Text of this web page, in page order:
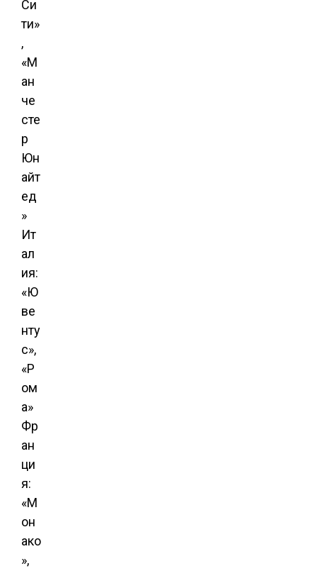
Си
ти»
,
«М
ан
че
сте
р
Юн
айт
ед
»
Ит
ал
ия:
«Ю
ве
нту
с»,
«Р
ом
а»
Фр
ан
ци
я:
«М
он
ако
»,